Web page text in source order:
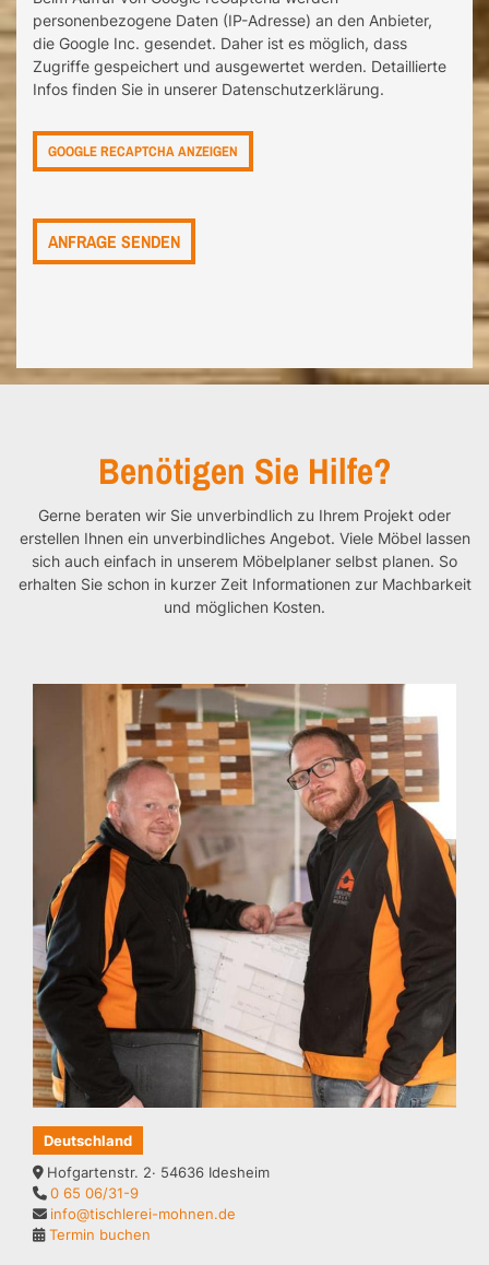
personenbezogene Daten (IP-Adresse) an den Anbieter,
die Google Inc. gesendet. Daher ist es möglich, dass
Zugriffe gespeichert und ausgewertet werden. Detaillierte
Infos finden Sie in unserer Datenschutzerklärung.
GOOGLE RECAPTCHA ANZEIGEN
Benötigen Sie Hilfe?
Gerne beraten wir Sie unverbindlich zu Ihrem Projekt oder
erstellen Ihnen ein unverbindliches Angebot. Viele Möbel lassen
sich auch einfach in unserem Möbelplaner selbst planen. So
erhalten Sie schon in kurzer Zeit Informationen zur Machbarkeit
und möglichen Kosten.
Deutschland
Hofgartenstr. 2· 54636 Idesheim
0 65 06/31-9
info@tischlerei-mohnen.de
Termin buchen